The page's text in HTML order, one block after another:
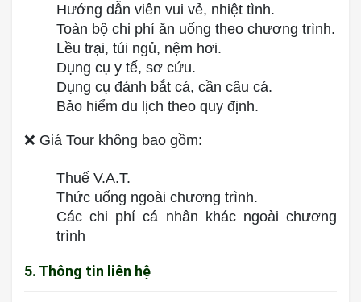
Hướng dẫn viên vui vẻ, nhiệt tình.
Toàn bộ chi phí ăn uống theo chương trình.
Lều trại, túi ngủ, nệm hơi.
Dụng cụ y tế, sơ cứu.
Dụng cụ đánh bắt cá, cần câu cá.
Bảo hiểm du lịch theo quy định.
❌ Giá Tour không bao gồm:
Thuế V.A.T.
Thức uống ngoài chương trình.
Các chi phí cá nhân khác ngoài chương
trình
5. Thông tin liên hệ